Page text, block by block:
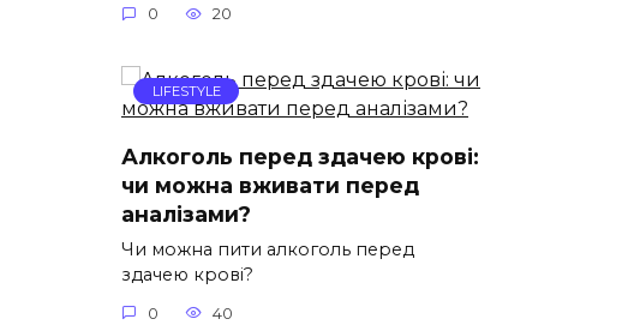
0 20
LIFESTYLE
Алкоголь перед здачею крові:
чи можна вживати перед
аналізами?
Чи можна пити алкоголь перед
здачею крові?
0 40